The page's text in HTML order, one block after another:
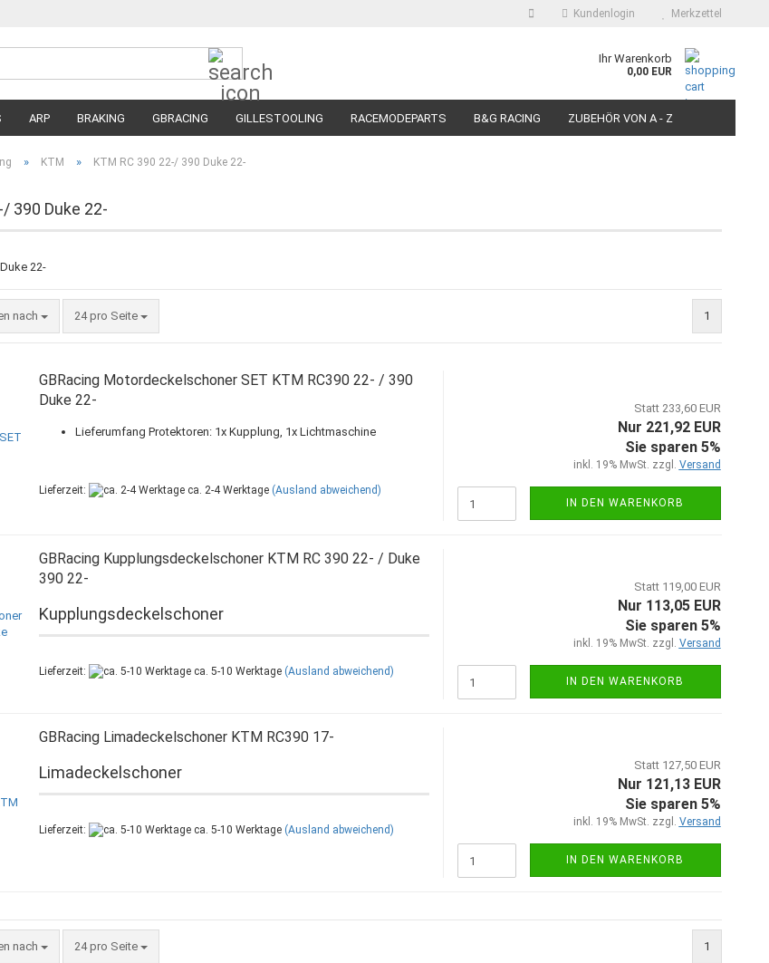
Kundenlogin
Passwort vergessen?
Merkzettel
Ihr Warenkorb
0,00 EUR
ARP BRAKING GBRACING GILLESTOOLING RACEMODEPARTS B&G RACING ZUBEHÖR VON A - Z
SALE RENNREIFEN FÜR MOTORRÄDER
» KTM » KTM RC 390 22-/ 390 Duke 22-
390 Duke 22-
nach
nach 24 pro Seite
pro Seite 1
GBRacing Motordeckelschoner SET KTM RC390 22- / 390
Duke 22-
Lieferumfang Protektoren: 1x Kupplung, 1x Lichtmaschine
Lieferzeit: ca. 2-4 Werktage (Ausland abweichend)
Statt 233,60 EUR
Nur 221,92 EUR
Sie sparen 5%
inkl. 19% MwSt. zzgl. Versand
IN DEN WARENKORB
GBRacing Kupplungsdeckelschoner KTM RC 390 22- / Duke
390 22-
Kupplungsdeckelschoner
Lieferzeit: ca. 5-10 Werktage (Ausland abweichend)
Statt 119,00 EUR
Nur 113,05 EUR
Sie sparen 5%
inkl. 19% MwSt. zzgl. Versand
IN DEN WARENKORB
GBRacing Limadeckelschoner KTM RC390 17-
Limadeckelschoner
Lieferzeit: ca. 5-10 Werktage (Ausland abweichend)
Statt 127,50 EUR
Nur 121,13 EUR
Sie sparen 5%
inkl. 19% MwSt. zzgl. Versand
IN DEN WARENKORB
nach
nach 24 pro Seite
pro Seite 1